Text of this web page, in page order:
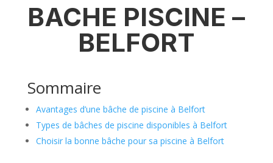
BACHE PISCINE –
BELFORT
Sommaire
Avantages d’une bâche de piscine à Belfort
Types de bâches de piscine disponibles à Belfort
Choisir la bonne bâche pour sa piscine à Belfort